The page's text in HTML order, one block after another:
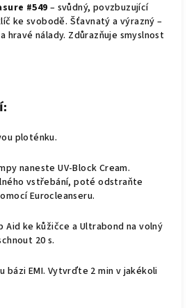
#549 – svůdný, povzbuzující
ke svobodě. Šťavnatý a výrazný –
hravé nálady. Zdůrazňuje smyslnost
ploténku.
naneste UV-Block Cream.
vstřebání, poté odstraňte
Eurocleanseru.
Aid ke kůžičce a Ultrabond na volný
20 s.
bázi EMI. Vytvrďte 2 min v jakékoli